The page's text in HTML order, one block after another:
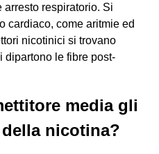
respiratorio. Si
cardiaco, come aritmie ed
nicotinici si trovano
dipartono le fibre post-
media gli
nicotina?